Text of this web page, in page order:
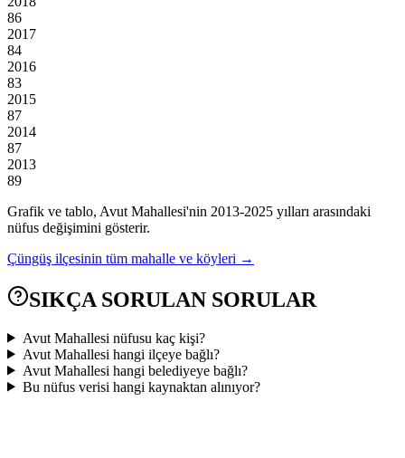
86
2017
84
2016
83
2015
87
2014
87
2013
89
Grafik ve tablo, Avut Mahallesi'nin 2013-2025 yılları arasındaki
nüfus değişimini gösterir.
Çüngüş ilçesinin tüm mahalle ve köyleri →
SIKÇA SORULAN SORULAR
Avut Mahallesi nüfusu kaç kişi?
Avut Mahallesi hangi ilçeye bağlı?
Avut Mahallesi hangi belediyeye bağlı?
Bu nüfus verisi hangi kaynaktan alınıyor?